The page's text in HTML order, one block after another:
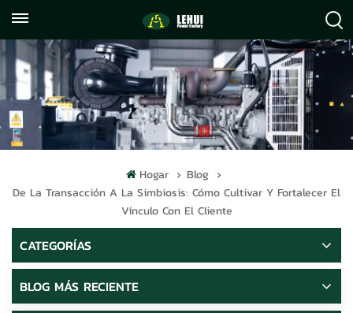
059122071372
info@lehuipowerfactory.com
Hogar
Blog
De La Transacción A La Simbiosis: Cómo Cultivar Y Fortalecer El
Vínculo Con El Cliente
CATEGORÍAS
BLOG MÁS RECIENTE